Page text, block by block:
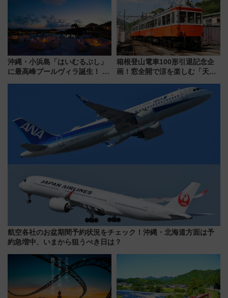
沖縄・小浜島「はいむるぶし」
に最高峰プールヴィラ誕生！ 石
箱根登山電車100形引退記念企
画！窓全開で涼を楽しむ「天然
航空各社のお盆期間予約状況をチェック！沖縄・北海道方面は予
約急増中、いまから狙うべき日は？